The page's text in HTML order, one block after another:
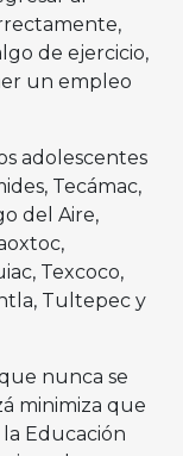
de ejercicio,
un empleo
adolescentes
Tecámac,
del Aire,
Texcoco,
Tultepec y
nunca se
minimiza que
Educación